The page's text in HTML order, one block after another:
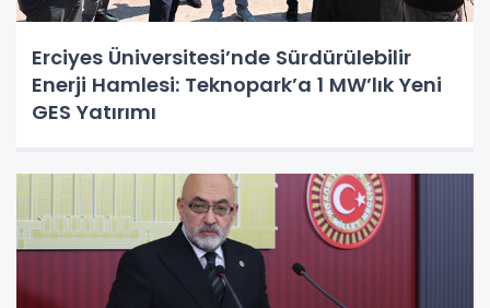
Erciyes Üniversitesi’nde Sürdürülebilir
Enerji Hamlesi: Teknopark’a 1 MW’lık Yeni
GES Yatırımı